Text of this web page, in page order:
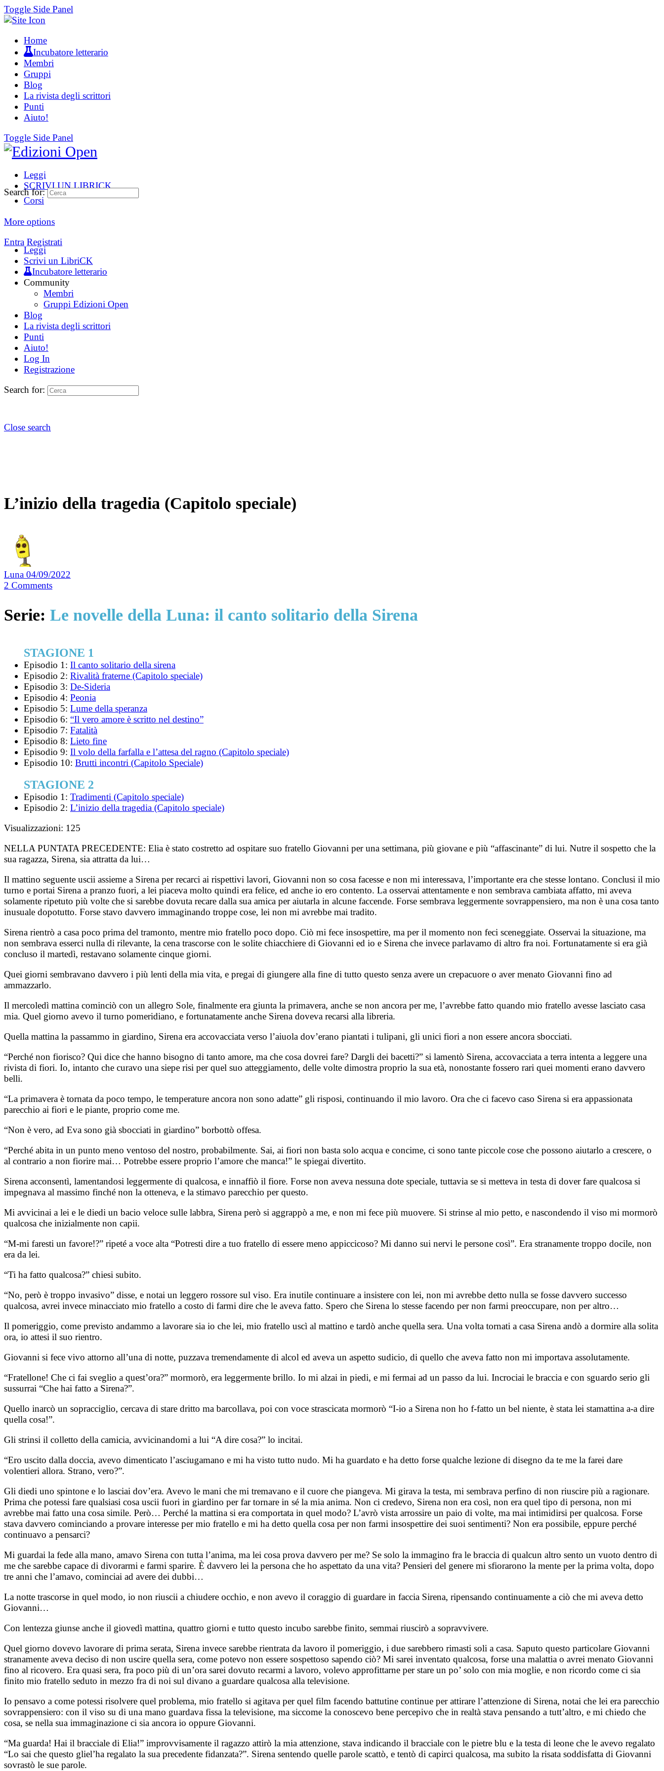
Toggle Side Panel
Home
Incubatore letterario
Membri
Gruppi
Blog
La rivista degli scrittori
Punti
Aiuto!
Toggle Side Panel
Leggi
SCRIVI UN LIBRICK
Corsi
More options
Entra Registrati
Search for:
Leggi
Scrivi un LibriCK
Incubatore letterario
Community
Membri
Gruppi Edizioni Open
Blog
La rivista degli scrittori
Punti
Aiuto!
Log In
Registrazione
Search for:
Close search
L’inizio della tragedia (Capitolo speciale)
Luna 04/09/2022
2 Comments
Serie: Le novelle della Luna: il canto solitario della Sirena
STAGIONE 1
Episodio 1: Il canto solitario della sirena
Episodio 2: Rivalità fraterne (Capitolo speciale)
Episodio 3: De-Sideria
Episodio 4: Peonia
Episodio 5: Lume della speranza
Episodio 6: “Il vero amore è scritto nel destino”
Episodio 7: Fatalità
Episodio 8: Lieto fine
Episodio 9: Il volo della farfalla e l’attesa del ragno (Capitolo speciale)
Episodio 10: Brutti incontri (Capitolo Speciale)
STAGIONE 2
Episodio 1: Tradimenti (Capitolo speciale)
Episodio 2: L’inizio della tragedia (Capitolo speciale)
Visualizzazioni: 125
NELLA PUNTATA PRECEDENTE: Elia è stato costretto ad ospitare suo fratello Giovanni per una settimana, più giovane e più “affascinante” di lui. Nutre il sospetto che la
sua ragazza, Sirena, sia attratta da lui…
Il mattino seguente uscii assieme a Sirena per recarci ai rispettivi lavori, Giovanni non so cosa facesse e non mi interessava, l’importante era che stesse lontano. Conclusi il mio
turno e portai Sirena a pranzo fuori, a lei piaceva molto quindi era felice, ed anche io ero contento. La osservai attentamente e non sembrava cambiata affatto, mi aveva
solamente ripetuto più volte che si sarebbe dovuta recare dalla sua amica per aiutarla in alcune faccende. Forse sembrava leggermente sovrappensiero, ma non è una cosa tanto
inusuale dopotutto. Forse stavo davvero immaginando troppe cose, lei non mi avrebbe mai tradito.
Sirena rientrò a casa poco prima del tramonto, mentre mio fratello poco dopo. Ciò mi fece insospettire, ma per il momento non feci sceneggiate. Osservai la situazione, ma
non sembrava esserci nulla di rilevante, la cena trascorse con le solite chiacchiere di Giovanni ed io e Sirena che invece parlavamo di altro fra noi. Fortunatamente si era già
concluso il martedì, restavano solamente cinque giorni.
Quei giorni sembravano davvero i più lenti della mia vita, e pregai di giungere alla fine di tutto questo senza avere un crepacuore o aver menato Giovanni fino ad
ammazzarlo.
Il mercoledì mattina cominciò con un allegro Sole, finalmente era giunta la primavera, anche se non ancora per me, l’avrebbe fatto quando mio fratello avesse lasciato casa
mia. Quel giorno avevo il turno pomeridiano, e fortunatamente anche Sirena doveva recarsi alla libreria.
Quella mattina la passammo in giardino, Sirena era accovacciata verso l’aiuola dov’erano piantati i tulipani, gli unici fiori a non essere ancora sbocciati.
“Perché non fiorisco? Qui dice che hanno bisogno di tanto amore, ma che cosa dovrei fare? Dargli dei bacetti?” si lamentò Sirena, accovacciata a terra intenta a leggere una
rivista di fiori. Io, intanto che curavo una siepe risi per quel suo atteggiamento, delle volte dimostra proprio la sua età, nonostante fossero rari quei momenti erano davvero
belli.
“La primavera è tornata da poco tempo, le temperature ancora non sono adatte” gli risposi, continuando il mio lavoro. Ora che ci facevo caso Sirena si era appassionata
parecchio ai fiori e le piante, proprio come me.
“Non è vero, ad Eva sono già sbocciati in giardino” borbottò offesa.
“Perché abita in un punto meno ventoso del nostro, probabilmente. Sai, ai fiori non basta solo acqua e concime, ci sono tante piccole cose che possono aiutarlo a crescere, o
al contrario a non fiorire mai… Potrebbe essere proprio l’amore che manca!” le spiegai divertito.
Sirena acconsentì, lamentandosi leggermente di qualcosa, e innaffiò il fiore. Forse non aveva nessuna dote speciale, tuttavia se si metteva in testa di dover fare qualcosa si
impegnava al massimo finché non la otteneva, e la stimavo parecchio per questo.
Mi avvicinai a lei e le diedi un bacio veloce sulle labbra, Sirena però si aggrappò a me, e non mi fece più muovere. Si strinse al mio petto, e nascondendo il viso mi mormorò
qualcosa che inizialmente non capii.
“M-mi faresti un favore!?” ripeté a voce alta “Potresti dire a tuo fratello di essere meno appiccicoso? Mi danno sui nervi le persone così”. Era stranamente troppo docile, non
era da lei.
“Ti ha fatto qualcosa?” chiesi subito.
“No, però è troppo invasivo” disse, e notai un leggero rossore sul viso. Era inutile continuare a insistere con lei, non mi avrebbe detto nulla se fosse davvero successo
qualcosa, avrei invece minacciato mio fratello a costo di farmi dire che le aveva fatto. Spero che Sirena lo stesse facendo per non farmi preoccupare, non per altro…
Il pomeriggio, come previsto andammo a lavorare sia io che lei, mio fratello uscì al mattino e tardò anche quella sera. Una volta tornati a casa Sirena andò a dormire alla solita
ora, io attesi il suo rientro.
Giovanni si fece vivo attorno all’una di notte, puzzava tremendamente di alcol ed aveva un aspetto sudicio, di quello che aveva fatto non mi importava assolutamente.
“Fratellone! Che ci fai sveglio a quest’ora?” mormorò, era leggermente brillo. Io mi alzai in piedi, e mi fermai ad un passo da lui. Incrociai le braccia e con sguardo serio gli
sussurrai “Che hai fatto a Sirena?”.
Quello inarcò un sopracciglio, cercava di stare dritto ma barcollava, poi con voce strascicata mormorò “I-io a Sirena non ho f-fatto un bel niente, è stata lei stamattina a-a dire
quella cosa!”.
Gli strinsi il colletto della camicia, avvicinandomi a lui “A dire cosa?” lo incitai.
“Ero uscito dalla doccia, avevo dimenticato l’asciugamano e mi ha visto tutto nudo. Mi ha guardato e ha detto forse qualche lezione di disegno da te me la farei dare
volentieri allora. Strano, vero?”.
Gli diedi uno spintone e lo lasciai dov’era. Avevo le mani che mi tremavano e il cuore che piangeva. Mi girava la testa, mi sembrava perfino di non riuscire più a ragionare.
Prima che potessi fare qualsiasi cosa uscii fuori in giardino per far tornare in sé la mia anima. Non ci credevo, Sirena non era così, non era quel tipo di persona, non mi
avrebbe mai fatto una cosa simile. Però… Perché la mattina si era comportata in quel modo? L’avrò vista arrossire un paio di volte, ma mai intimidirsi per qualcosa. Forse
stava davvero cominciando a provare interesse per mio fratello e mi ha detto quella cosa per non farmi insospettire dei suoi sentimenti? Non era possibile, eppure perché
continuavo a pensarci?
Mi guardai la fede alla mano, amavo Sirena con tutta l’anima, ma lei cosa prova davvero per me? Se solo la immagino fra le braccia di qualcun altro sento un vuoto dentro di
me che sarebbe capace di divorarmi e farmi sparire. È davvero lei la persona che ho aspettato da una vita? Pensieri del genere mi sfiorarono la mente per la prima volta, dopo
tre anni che l’amavo, cominciai ad avere dei dubbi…
La notte trascorse in quel modo, io non riuscii a chiudere occhio, e non avevo il coraggio di guardare in faccia Sirena, ripensando continuamente a ciò che mi aveva detto
Giovanni…
Con lentezza giunse anche il giovedì mattina, quattro giorni e tutto questo incubo sarebbe finito, semmai riuscirò a sopravvivere.
Quel giorno dovevo lavorare di prima serata, Sirena invece sarebbe rientrata da lavoro il pomeriggio, i due sarebbero rimasti soli a casa. Saputo questo particolare Giovanni
stranamente aveva deciso di non uscire quella sera, come potevo non essere sospettoso sapendo ciò? Mi sarei inventato qualcosa, forse una malattia o avrei menato Giovanni
fino al ricovero. Era quasi sera, fra poco più di un’ora sarei dovuto recarmi a lavoro, volevo approfittarne per stare un po’ solo con mia moglie, e non ricordo come ci sia
finito mio fratello seduto in mezzo fra di noi sul divano a guardare qualcosa alla televisione.
Io pensavo a come potessi risolvere quel problema, mio fratello si agitava per quel film facendo battutine continue per attirare l’attenzione di Sirena, notai che lei era parecchio
sovrappensiero: con il viso su di una mano guardava fissa la televisione, ma siccome la conoscevo bene percepivo che in realtà stava pensando a tutt’altro, e mi chiedo che
cosa, se nella sua immaginazione ci sia ancora io oppure Giovanni.
“Ma guarda! Hai il bracciale di Elia!” improvvisamente il ragazzo attirò la mia attenzione, stava indicando il bracciale con le pietre blu e la testa di leone che le avevo regalato
“Lo sai che questo gliel’ha regalato la sua precedente fidanzata?”. Sirena sentendo quelle parole scattò, e tentò di capirci qualcosa, ma subito la risata soddisfatta di Giovanni
sovrastò le sue parole.